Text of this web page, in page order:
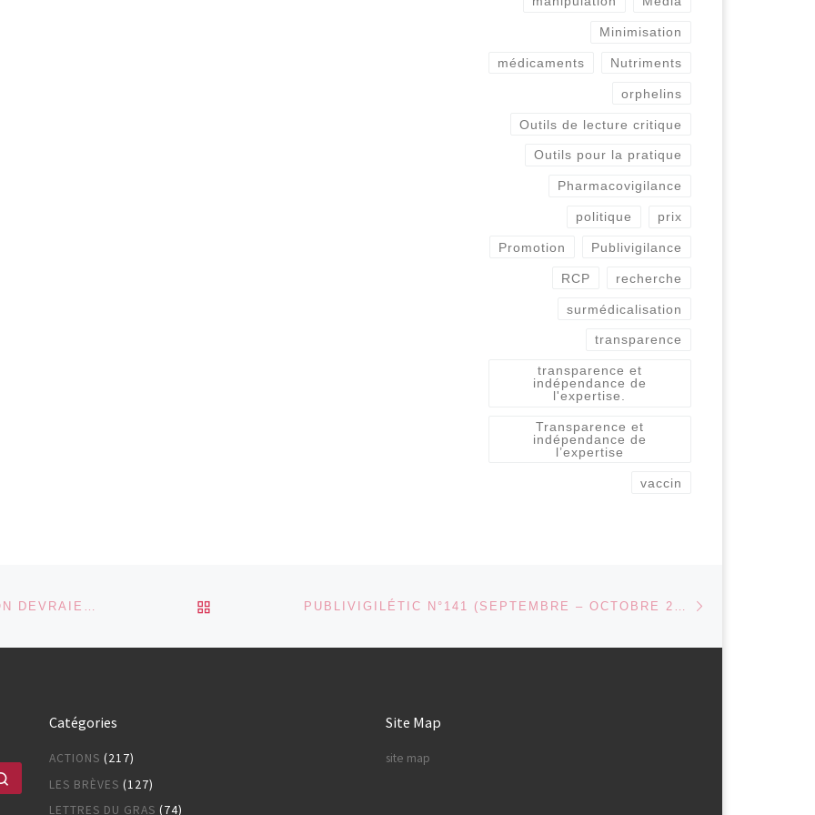
Minimisation
médicaments Nutriments
orphelins
Outils de lecture critique
Outils pour la pratique
Pharmacovigilance
politique prix
Promotion Publivigilance
RCP recherche
surmédicalisation
transparence
transparence et
indépendance de
l'expertise.
Transparence et
indépendance de
l’expertise
vaccin
RETOUR À LA LISTE DES ARTICLES
Rechercher …
Catégories
ACTIONS (217)
LES BRÈVES (127)
LETTRES DU GRAS (74)
Site Map
site map